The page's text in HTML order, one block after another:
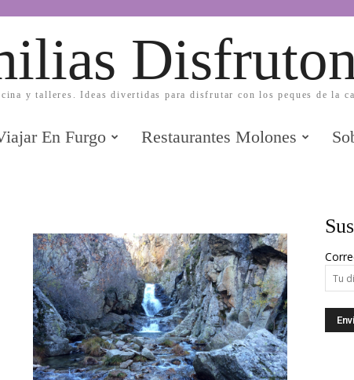
y talleres. Ideas divertidas para disfrutar con los peques de la
En Furgo Restaurantes Molones